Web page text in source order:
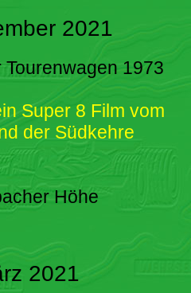
2021
1973
Super 8 Film vom
der Südkehre
Höhe
2021